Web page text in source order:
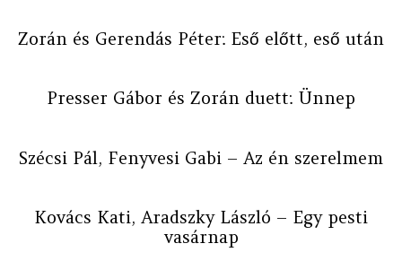
Zorán és Gerendás Péter: Eső előtt, eső után
Presser Gábor és Zorán duett: Ünnep
Szécsi Pál, Fenyvesi Gabi – Az én szerelmem
Kovács Kati, Aradszky László – Egy pesti
vasárnap